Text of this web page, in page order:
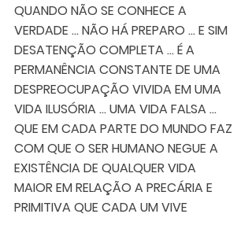
QUANDO NÃO SE CONHECE A
VERDADE ... NÃO HÁ PREPARO ... E SIM
DESATENÇÃO COMPLETA ... É A
PERMANÊNCIA CONSTANTE DE UMA
DESPREOCUPAÇÃO VIVIDA EM UMA
VIDA ILUSÓRIA ... UMA VIDA FALSA ...
QUE EM CADA PARTE DO MUNDO FAZ
COM QUE O SER HUMANO NEGUE A
EXISTÊNCIA DE QUALQUER VIDA
MAIOR EM RELAÇÃO A PRECÁRIA E
PRIMITIVA QUE CADA UM VIVE